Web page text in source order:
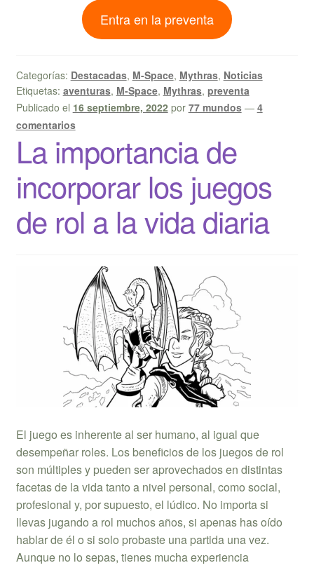
Entra en la preventa
Categorías: Destacadas, M-Space, Mythras, Noticias
Etiquetas: aventuras, M-Space, Mythras, preventa
Publicado el 16 septiembre, 2022 por 77 mundos — 4
comentarios
La importancia de
incorporar los juegos
de rol a la vida diaria
El juego es inherente al ser humano, al igual que
desempeñar roles. Los beneficios de los juegos de rol
son múltiples y pueden ser aprovechados en distintas
facetas de la vida tanto a nivel personal, como social,
profesional y, por supuesto, el lúdico. No importa si
llevas jugando a rol muchos años, si apenas has oído
hablar de él o si solo probaste una partida una vez.
Aunque no lo sepas, tienes mucha experiencia